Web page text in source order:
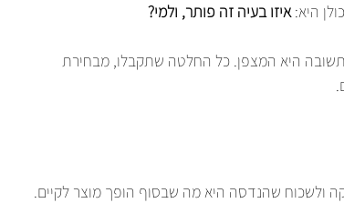
היא: איזו בעיה זה פותר, ולמי?
היא המצפן. כל החלטה שתקבלו, מבחירת
ולשכוח שהנדסה היא מה שבסוף הופך מוצר לקיים.